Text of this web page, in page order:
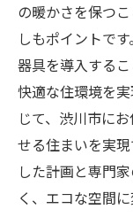
の暖かさを保つ
しもポイントで
器具を導入する
快適な住環境を
じて、渋川市に
せる住まいを実
した計画と専門
く、エコな空間